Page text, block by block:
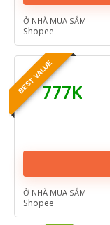
Ở NHÀ MUA SẮM
Shopee
BEST VALUE777K
Ở NHÀ MUA SẮM
Shopee